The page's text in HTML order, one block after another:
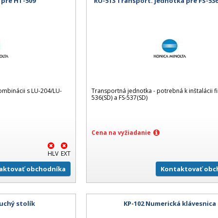
s LU-204/LU-
HLV EXT
obchodníka
Transportná jednotka - potrebná k inštalácii
536(SD) a FS-537(SD)
Cena na vyžiadanie
Kontaktovať
stolík KP-102 Numerická klávesnica